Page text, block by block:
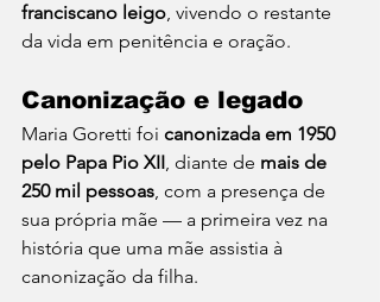
franciscano leigo, vivendo o restante
da vida em penitência e oração.
Canonização e legado
Maria Goretti foi canonizada em 1950
pelo Papa Pio XII, diante de mais de
250 mil pessoas, com a presença de
sua própria mãe — a primeira vez na
história que uma mãe assistia à
canonização da filha.